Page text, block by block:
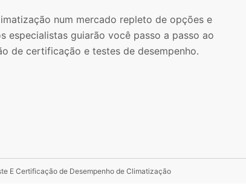
num mercado repleto de opções e
especialistas guiarão você passo a passo ao
de certificação e testes de desempenho.
E Certificação de Desempenho de Climatização